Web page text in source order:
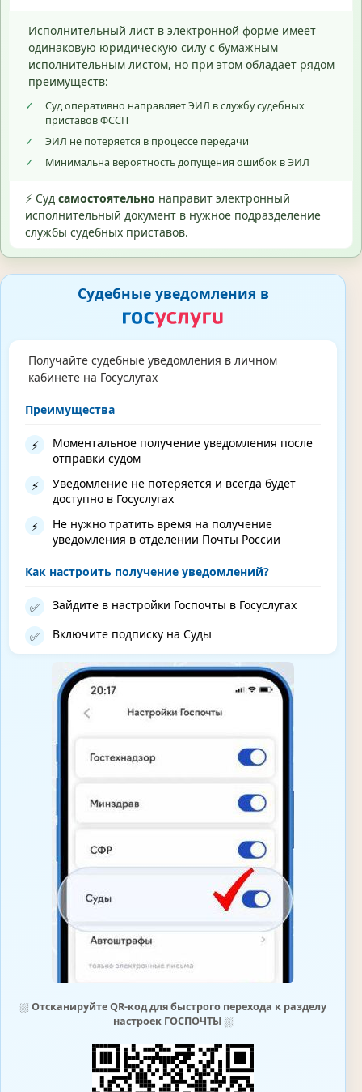
Исполнительный лист в электронной форме имеет
одинаковую юридическую силу с бумажным
исполнительным листом, но при этом обладает рядом
преимуществ:
✓
Суд оперативно направляет ЭИЛ в службу судебных
приставов ФССП
✓
ЭИЛ не потеряется в процессе передачи
✓
Минимальна вероятность допущения ошибок в ЭИЛ
⚡ Суд самостоятельно направит электронный
исполнительный документ в нужное подразделение
службы судебных приставов.
Судебные уведомления в
Получайте судебные уведомления в личном
кабинете на Госуслугах
Преимущества
⚡
Моментальное получение уведомления после
отправки судом
⚡
Уведомление не потеряется и всегда будет
доступно в Госуслугах
⚡
Не нужно тратить время на получение
уведомления в отделении Почты России
Как настроить получение уведомлений?
✅ Зайдите в настройки Госпочты в Госуслугах
✅ Включите подписку на Суды
⛆ Отсканируйте QR-код для быстрого перехода к разделу
настроек ГОСПОЧТЫ⛆